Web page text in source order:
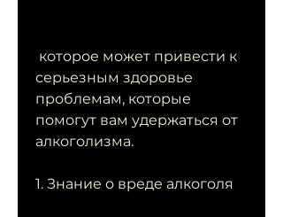
серьезным здоровье
проблемам, которые
помогут вам удержаться от
алкоголизма.
1. Знание о вреде алкоголя